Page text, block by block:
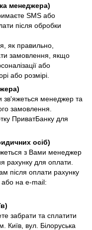
менеджера)
SMS або
після обробки
як правильно,
замовлення, якщо
або
або розмірі.
зв'яжеться менеджер та
замовлення.
ПриватБанку для
осіб)
з Вами менеджер
рахунку для оплати.
після оплати рахунку
на e-mail:
забрати та сплатити
Київ, вул. Білоруська